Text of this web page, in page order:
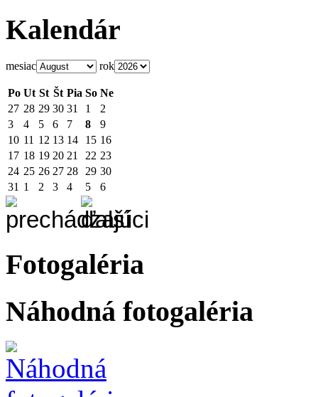
Kalendár
mesiac rok
Po Ut St Št Pia So Ne
27 28 29 30 31 1
2
3
4 5 6 7 8
9
10 11 12 13 14 15 16
17 18 19 20 21 22 23
24 25 26 27 28 29 30
31 1 2 3 4 5 6
Fotogaléria
Náhodná fotogaléria